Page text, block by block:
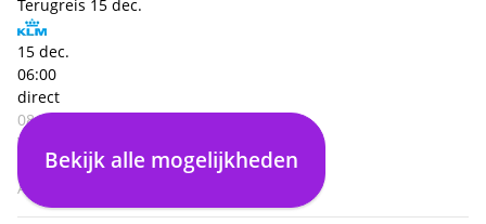
Terugreis 15 dec.
15 dec.
06:00
direct
08:40
Valencia (VLC)
02:40
Amsterdam (AMS)
Bekijk alle mogelijkheden